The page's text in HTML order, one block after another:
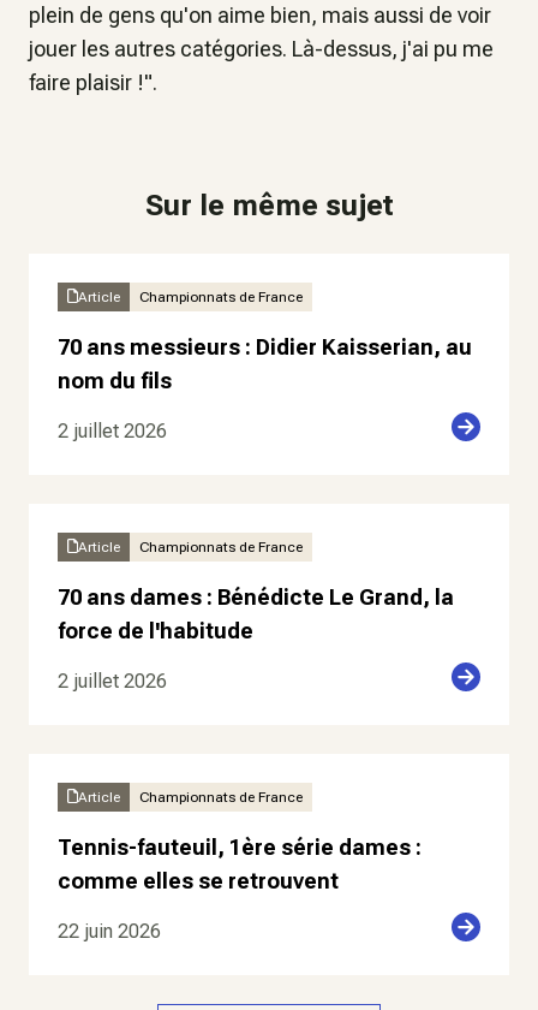
plein de gens qu'on aime bien, mais aussi de voir
jouer les autres catégories. Là-dessus, j'ai pu me
faire plaisir !".
Sur le même sujet
Article Championnats de France
70 ans messieurs : Didier Kaisserian, au
nom du fils
2 juillet 2026
Article Championnats de France
70 ans dames : Bénédicte Le Grand, la
force de l'habitude
2 juillet 2026
Article Championnats de France
Tennis-fauteuil, 1ère série dames :
comme elles se retrouvent
22 juin 2026